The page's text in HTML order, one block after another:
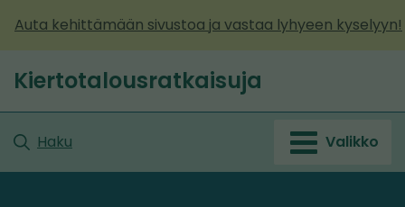
sisältöön
Auta kehittämään sivustoa ja vastaa lyhyeen kyselyyn!
Kiertotalousratkaisuja
Haku Valikko